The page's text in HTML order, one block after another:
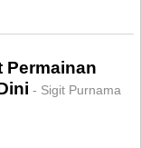
Permainan
- Sigit Purnama